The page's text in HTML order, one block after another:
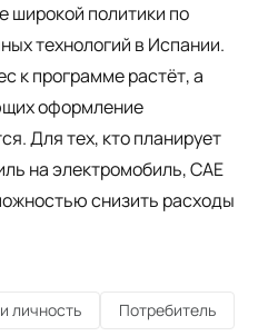
широкой политики по
технологий в Испании.
к программе растёт, а
оформление
Для тех, кто планирует
на электромобиль, CAE
снизить расходы
личность
Потребитель